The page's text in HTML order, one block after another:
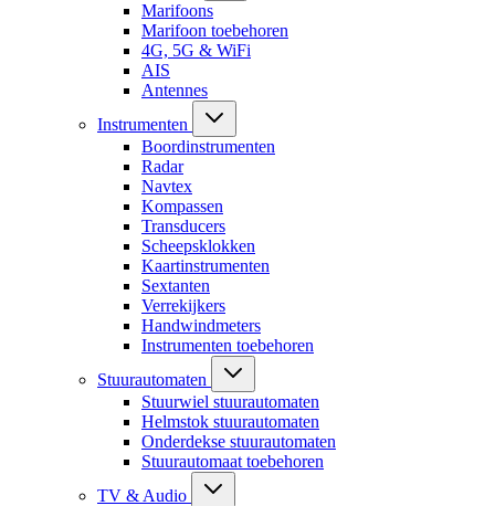
Marifoons
Marifoon toebehoren
4G, 5G & WiFi
AIS
Antennes
Instrumenten
Boordinstrumenten
Radar
Navtex
Kompassen
Transducers
Scheepsklokken
Kaartinstrumenten
Sextanten
Verrekijkers
Handwindmeters
Instrumenten toebehoren
Stuurautomaten
Stuurwiel stuurautomaten
Helmstok stuurautomaten
Onderdekse stuurautomaten
Stuurautomaat toebehoren
TV & Audio